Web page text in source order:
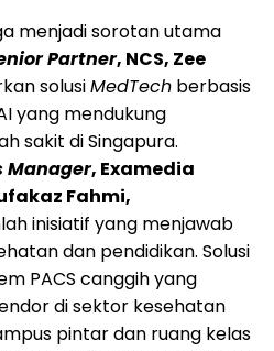
menjadi sorotan utama
Partner, NCS, Zee
solusiMedTech berbasis
yang mendukung
sakit di Singapura.
Manager, Examedia
Fahmi,
inisiatif yang menjawab
dan pendidikan. Solusi
PACS canggih yang
di sektor kesehatan
pintar dan ruang kelas